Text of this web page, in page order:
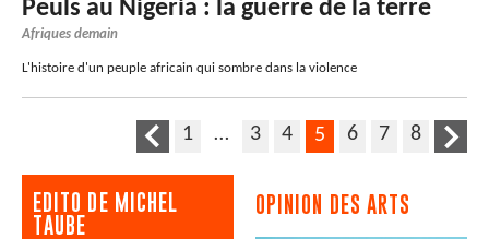
Peuls au Nigeria : la guerre de la terre
Afriques demain
L'histoire d'un peuple africain qui sombre dans la violence
1 … 3 4 5 6 7 8
EDITO DE MICHEL
TAUBE
OPINION DES ARTS